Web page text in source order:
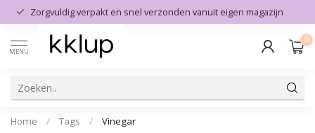
Zorgvuldig verpakt en snel verzonden vanuit eigen magazijn
MENU
0
Home / Tags / Vinegar